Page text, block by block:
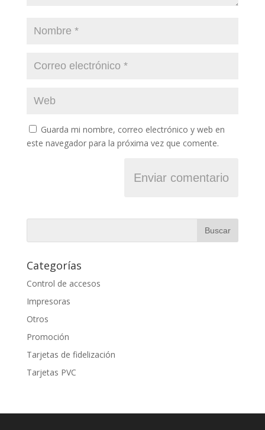
Guarda mi nombre, correo electrónico y web en
este navegador para la próxima vez que comente.
Categorías
Control de accesos
Impresoras
Otros
Promoción
Tarjetas de fidelización
Tarjetas PVC